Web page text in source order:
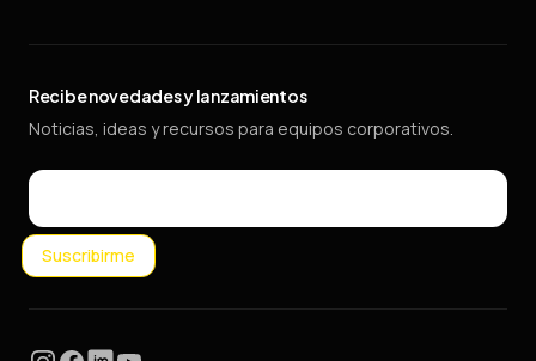
Recibe novedades y lanzamientos
Noticias, ideas y recursos para equipos corporativos.
Email
Suscribirme